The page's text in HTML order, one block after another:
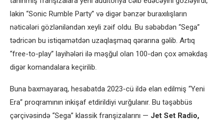
lakin “Sonic Rumble Party” və digər bənzər buraxılışların
nəticələri gözləniləndən xeyli zəif oldu. Bu səbəbdən “Sega”
tədricən bu istiqamətdən uzaqlaşmaq qərarına gəlib. Artıq
“free-to-play” layihələri ilə məşğul olan 100-dən çox əməkdaş
digər komandalara keçirilib.
Buna baxmayaraq, hesabatda 2023-cü ildə elan edilmiş “Yeni
Era” proqramının inkişaf etdirildiyi vurğulanır. Bu təşəbbüs
çərçivəsində “Sega” klassik franşizalarını — Jet Set Radio,